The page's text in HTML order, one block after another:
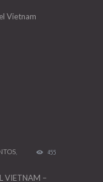
Vietnam
455
VIETNAM –